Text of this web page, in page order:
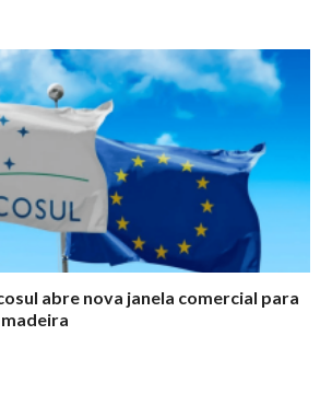
abre nova janela comercial para